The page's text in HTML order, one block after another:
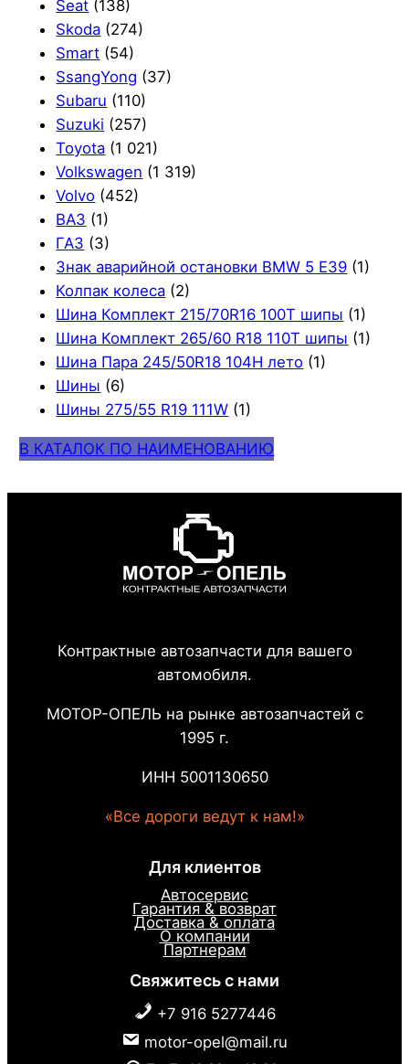
Seat (138)
Skoda (274)
Smart (54)
SsangYong (37)
Subaru (110)
Suzuki (257)
Toyota (1 021)
Volkswagen (1 319)
Volvo (452)
ВАЗ (1)
ГАЗ (3)
Знак аварийной остановки BMW 5 E39 (1)
Колпак колеса (2)
Шина Комплект 215/70R16 100T шипы (1)
Шина Комплект 265/60 R18 110T шипы (1)
Шина Пара 245/50R18 104H лето (1)
Шины (6)
Шины 275/55 R19 111W (1)
В КАТАЛОК ПО НАИМЕНОВАНИЮ
Контрактные автозапчасти для вашего
автомобиля.
МОТОР-ОПЕЛЬ на рынке автозапчастей с
1995 г.
ИНН 5001130650
«Все дороги ведут к нам!»
Для клиентов
Автосервис
Гарантия & возврат
Доставка & оплата
О компании
Партнерам
Свяжитесь с нами
+7 916 5277446
motor-opel@mail.ru